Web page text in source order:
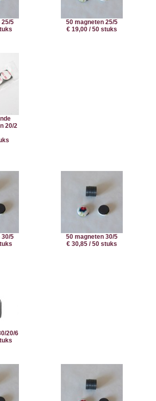
25/5
50 magneten 25/5
€ 19,00 / 50 stuks
20/2
30/5
50 magneten 30/5
€ 30,85 / 50 stuks
20/6